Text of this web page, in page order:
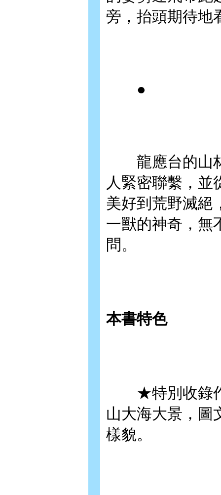
旁，抬頭期待地
●
龍應台的山林
人緊密聯繫，並
美好到荒野滅絕
一獸的神奇，無
問。
本書特色
★特別收錄作
山大海大景，圖
樣貌。